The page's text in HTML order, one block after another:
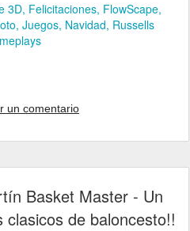
3D Felicitaciones FlowScape
Juegos Navidad Russells
un comentario
Basket Master - Un
clasicos de baloncesto!!